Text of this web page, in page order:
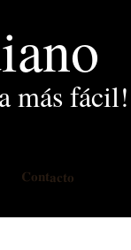
más fácil!
Contacto